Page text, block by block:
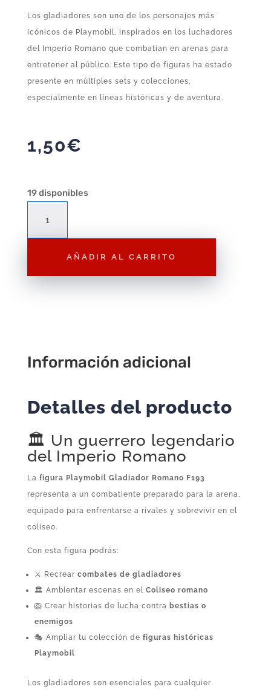
Los gladiadores son uno de los personajes más
icónicos de Playmobil, inspirados en los luchadores
del Imperio Romano que combatían en arenas para
entretener al público. Este tipo de figuras ha estado
presente en múltiples sets y colecciones,
especialmente en líneas históricas y de aventura.
1,50€
19 disponibles
Playmobil
F193
AÑADIR AL CARRITO
Información adicional
Detalles del producto
🏛️ Un guerrero legendario
del Imperio Romano
La figura Playmobil Gladiador Romano F193
representa a un combatiente preparado para la arena,
equipado para enfrentarse a rivales y sobrevivir en el
coliseo.
Con esta figura podrás:
⚔️ Recrear combates de gladiadores
🏛️ Ambientar escenas en el Coliseo romano
🦁 Crear historias de lucha contra bestias o
enemigos
🎭 Ampliar tu colección de figuras históricas
Playmobil
Los gladiadores son esenciales para cualquier